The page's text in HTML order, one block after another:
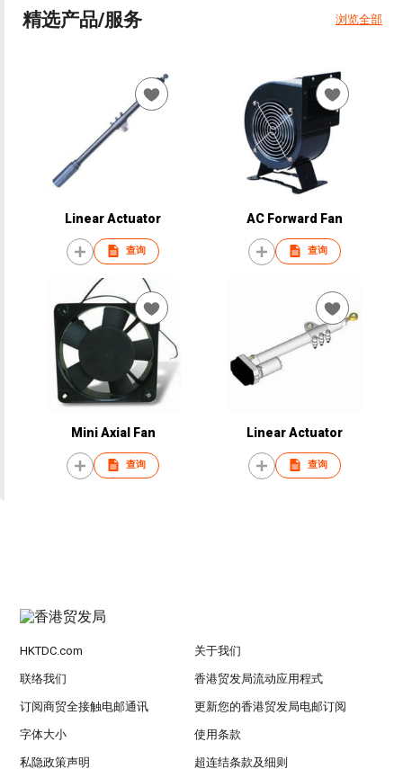
精选产品/服务 浏览全部
Linear Actuator
查询
AC Forward Fan
查询
Mini Axial Fan
查询
Linear Actuator
查询
HKTDC.com 关于我们
联络我们 香港贸发局流动应用程式
订阅商贸全接触电邮通讯 更新您的香港贸发局电邮订阅
字体大小 使用条款
私隐政策声明 超连结条款及细则